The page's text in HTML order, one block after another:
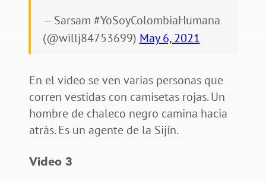
— Sarsam #YoSoyColombiaHumana
(@willj84753699) May 6, 2021
En el video se ven varias personas que
corren vestidas con camisetas rojas. Un
hombre de chaleco negro camina hacia
atrás. Es un agente de la Sijín.
Video 3